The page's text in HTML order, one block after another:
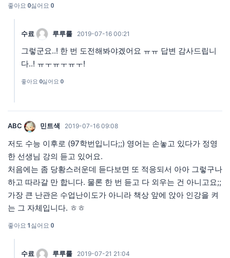
좋아요 0싫어요 0
수료 루루룰 2019-07-16 00:21
그렇군요..! 한 번 도전해봐야겠어요 ㅠㅠ 답변 감사드립니
다..! ㅠㅜㅠㅜㅠㅜ!
좋아요 0싫어요 0
ABC 민트색 2019-07-16 09:08
저도 수능 이후로 (97학번입니다;;) 영어는 손놓고 있다가 정영
한 선생님 강의 듣고 있어요.
처음에는 좀 당황스러운데 듣다보면 또 적응되서 아아 그렇구나
하고 따라갈 만 합니다. 물론 한 번 듣고 다 외우는 건 아니고요;;
가장 큰 난관은 수업난이도가 아니라 책상 앞에 앉아 인강을 켜
는 그 자체입니다. ㅎㅎ
좋아요1싫어요 0
수료 루루룰 2019-07-21 21:04